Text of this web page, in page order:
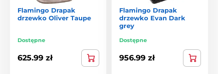
Flamingo Drapak
drzewko Oliver Taupe
Dostępne
625.99 zł
Flamingo Drapak
drzewko Evan Dark
grey
Dostępne
956.99 zł